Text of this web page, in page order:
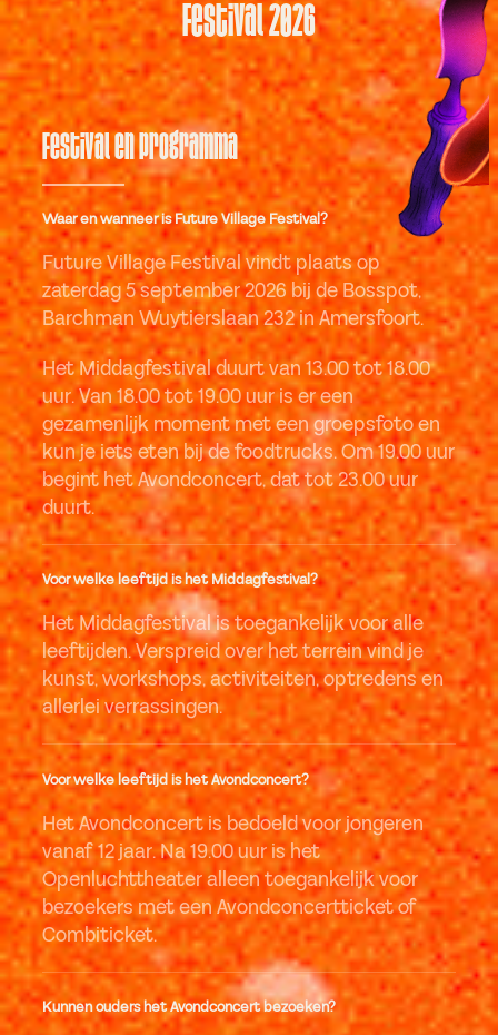
Festival 2026
Festival en programma
Waar en wanneer is Future Village Festival?
Future Village Festival vindt plaats op
zaterdag 5 september 2026 bij de Bosspot,
Barchman Wuytierslaan 232 in Amersfoort.
Het Middagfestival duurt van 13.00 tot 18.00
uur. Van 18.00 tot 19.00 uur is er een
gezamenlijk moment met een groepsfoto en
kun je iets eten bij de foodtrucks. Om 19.00 uur
begint het Avondconcert, dat tot 23.00 uur
duurt.
Voor welke leeftijd is het Middagfestival?
Het Middagfestival is toegankelijk voor alle
leeftijden. Verspreid over het terrein vind je
kunst, workshops, activiteiten, optredens en
allerlei verrassingen.
Voor welke leeftijd is het Avondconcert?
Het Avondconcert is bedoeld voor jongeren
vanaf 12 jaar. Na 19.00 uur is het
Openluchttheater alleen toegankelijk voor
bezoekers met een Avondconcertticket of
Combiticket.
Kunnen ouders het Avondconcert bezoeken?